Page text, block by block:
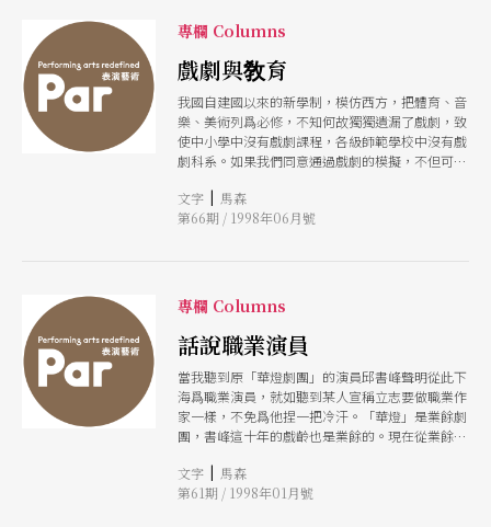
專欄 Columns
戲劇與敎育
我國自建國以來的新學制，模仿西方，把體育、音
樂、美術列爲必修，不知何故獨獨遺漏了戲劇，致
使中小學中沒有戲劇課程，各級師範學校中沒有戲
劇科系。如果我們同意通過戲劇的模擬，不但可以
那麼從幼稚園到大學的通識敎育，戲劇課程應該是
絕對必須的。
文字 | 馬森
第66期 / 1998年06月號
專欄 Columns
話說職業演員
當我聽到原「華燈劇團」的演員邱書峰聲明從此下
海爲職業演員，就如聽到某人宣稱立志要做職業作
家一樣，不免爲他捏一把冷汗。「華燈」是業餘劇
團，書峰這十年的戲齡也是業餘的。現在從業餘演
是在台南這麼一個從未見職業演員的地方，又何況
這職業是自給的，而非受雇的！
文字 | 馬森
第61期 / 1998年01月號